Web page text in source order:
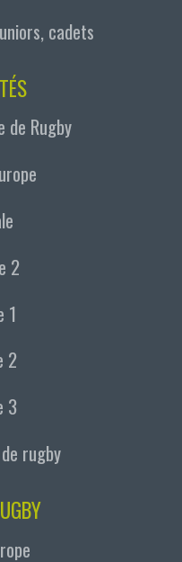
cadets
de Rugby
2
1
2
3
rugby